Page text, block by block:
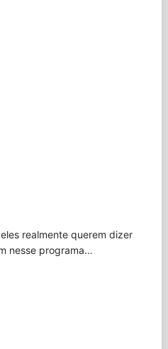
realmente querem dizer
nesse programa…